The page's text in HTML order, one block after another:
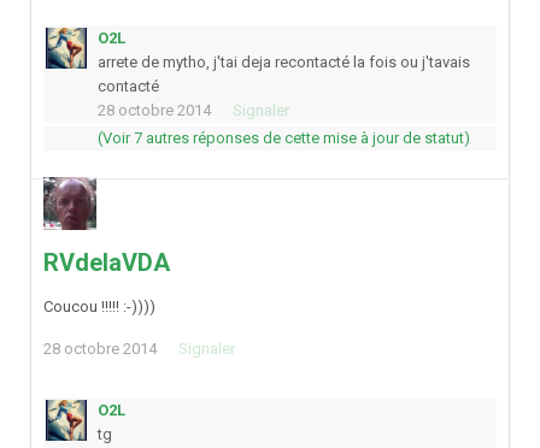
O2L
arrete de mytho, j'tai deja recontacté la fois ou j'tavais
contacté
28 octobre 2014
Signaler
(Voir 7 autres réponses de cette mise à jour de statut)
RVdelaVDA
Coucou !!!!! :-))))
28 octobre 2014 Signaler
O2L
tg